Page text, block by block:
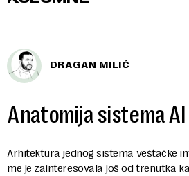
DRAGAN MILIĆ
Anatomija sistema AI
Arhitektura jednog sistema veštačke
me je zainteresovala još od trenutka